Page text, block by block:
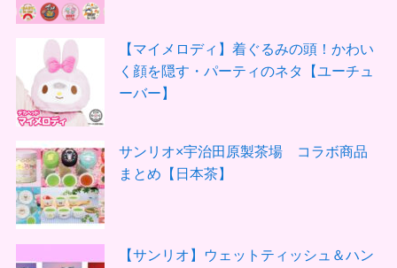
【マイメロディ】着ぐるみの頭！かわい
く顔を隠す・パーティのネタ【ユーチュ
ーバー】
サンリオ×宇治田原製茶場 コラボ商品
まとめ【日本茶】
【サンリオ】ウェットティッシュ＆ハン